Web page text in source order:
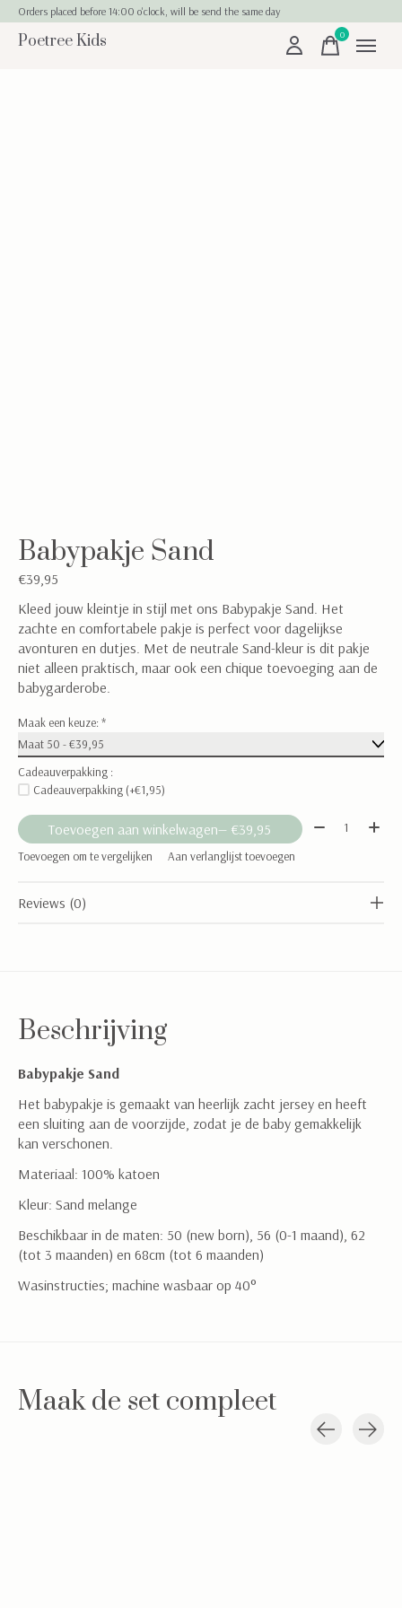
Orders placed before 14:00 o'clock, will be send the same day
Poetree Kids 0items
Babypakje Sand
€39,95
Kleed jouw kleintje in stijl met ons Babypakje Sand. Het
zachte en comfortabele pakje is perfect voor dagelijkse
avonturen en dutjes. Met de neutrale Sand-kleur is dit pakje
niet alleen praktisch, maar ook een chique toevoeging aan de
babygarderobe.
Maak een keuze: *
Cadeauverpakking :
Cadeauverpakking (+€1,95)
Toevoegen aan winkelwagen — €39,95 Aantal:
Toevoegen om te vergelijken Aan verlanglijst toevoegen
Reviews (0)
Beschrijving
Babypakje Sand
Het babypakje is gemaakt van heerlijk zacht jersey en heeft
een sluiting aan de voorzijde, zodat je de baby gemakkelijk
kan verschonen.
Materiaal: 100% katoen
Kleur: Sand melange
Beschikbaar in de maten: 50 (new born), 56 (0-1 maand), 62
(tot 3 maanden) en 68cm (tot 6 maanden)
Wasinstructies; machine wasbaar op 40°
Maak de set compleet